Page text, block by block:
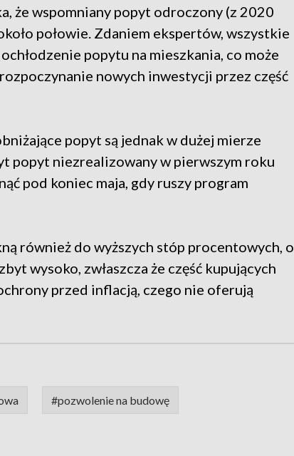
że wspomniany popyt odroczony (z 2020
połowie. Zdaniem ekspertów, wszystkie
popytu na mieszkania, co może
nowych inwestycji przez część
popyt są jednak w dużej mierze
popyt niezrealizowany w pierwszym roku
pod koniec maja, gdy ruszy program
również do wyższych stóp procentowych, o
wysoko, zwłaszcza że część kupujących
przed inflacją, czego nie oferują
#pozwolenie na budowę